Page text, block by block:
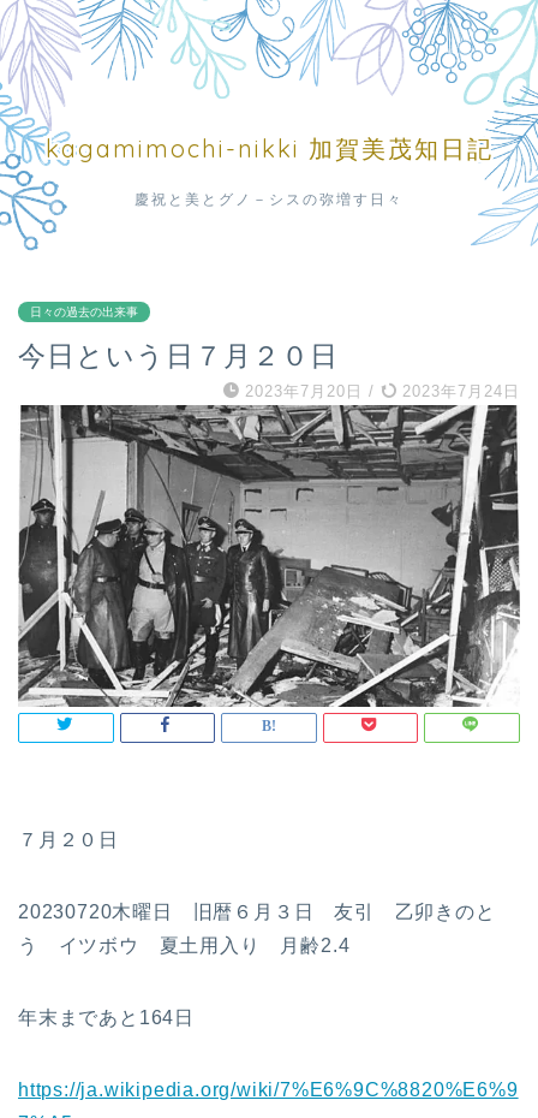
kagamimochi-nikki 加賀美茂知日記
慶祝と美とグノ－シスの弥増す日々
日々の過去の出来事
今日という日７月２０日
2023年7月20日 / 2023年7月24日
７月２０日
20230720木曜日 旧暦６月３日 友引 乙卯きのと
う イツボウ 夏土用入り 月齢2.4
年末まであと164日
https://ja.wikipedia.org/wiki/7%E6%9C%8820%E6%9